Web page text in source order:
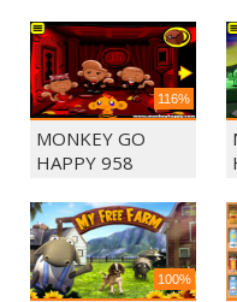
116%
MONKEY GO
HAPPY 958
100%